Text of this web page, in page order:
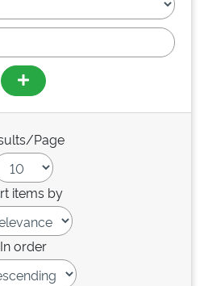
Page
items by
In order